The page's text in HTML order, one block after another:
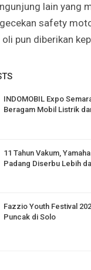
lain yang
safety
pun diberikan
INDOMOBIL Expo
Beragam Mobil Listrik
11 Tahun Vakum,
Padang Diserbu Lebih
Fazzio Youth Festival
Puncak di Solo